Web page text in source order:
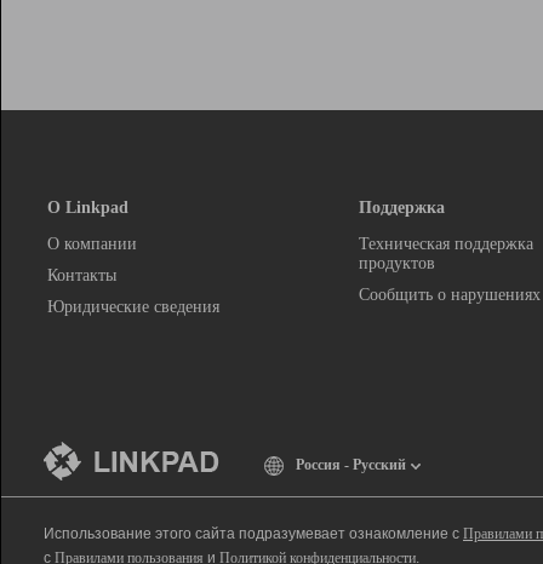
О Linkpad
О компании
Контакты
Юридические сведения
Поддержка
Техническая поддержка
продуктов
Сообщить о нарушениях
Россия - Русский
Использование этого сайта подразумевает ознакомление с Правилами
с Правилами пользования и Политикой конфиденциальности.